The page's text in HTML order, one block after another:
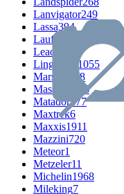
Lanvigator249
Lassa394
Laufenn
Leao
LingLong
1055
Marshal
308
Massimo
296
Matador277
Maxtrek6
Maxxis1911
Mazzini720
Meteor1
Metzeler11
Michelin1968
Mileking7